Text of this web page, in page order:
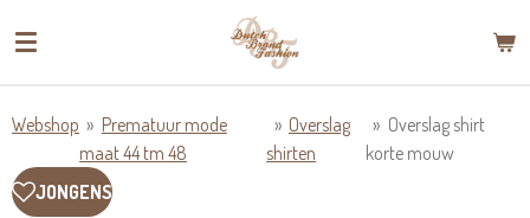
direct
hoofdinhoud
Webshop » Prematuur mode
maat 44 tm 48
» Overslag
shirten
» Overslag shirt
korte mouw
JONGENS